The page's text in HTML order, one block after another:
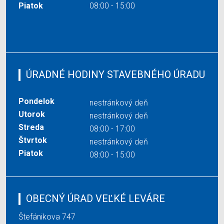
Piatok
08:00 - 15:00
ÚRADNÉ HODINY STAVEBNÉHO ÚRADU
Pondelok
nestránkový deň
Utorok
nestránkový deň
Streda
08:00 - 17:00
Štvrtok
nestránkový deň
Piatok
08:00 - 15:00
OBECNÝ ÚRAD VEĽKÉ LEVÁRE
Štefánikova 747